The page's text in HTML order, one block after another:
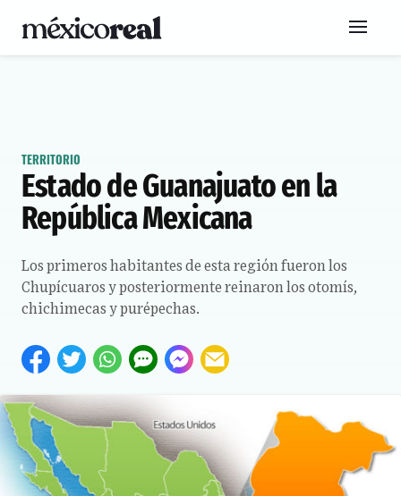
TERRITORIO
Estado de Guanajuato en la
República Mexicana
Los primeros habitantes de esta región fueron los
Chupícuaros y posteriormente reinaron los otomís,
chichimecas y purépechas.